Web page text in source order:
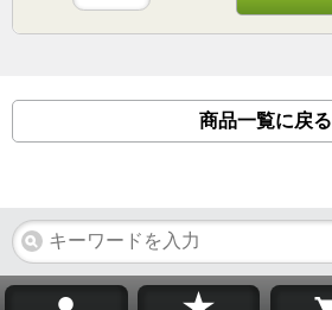
商品一覧に戻る